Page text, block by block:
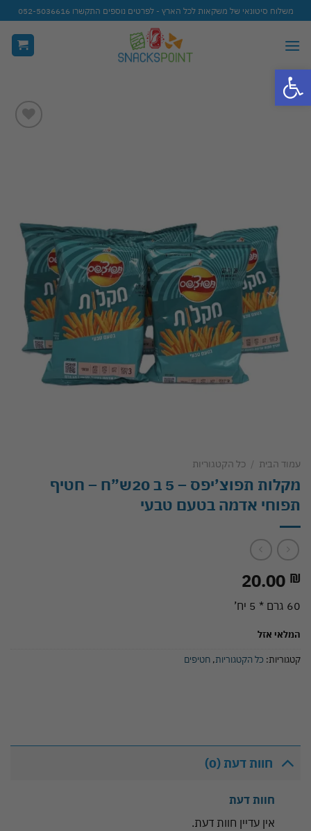
פתח סרגל נגישות
Skip
to
content
משלוח סיטונאי של משקאות לכל הארץ - לפרטים נוספים התקשרו 052-5036616
עמוד הבית / כל הקטגוריות
מקלות תפוצ’יפס – 5 ב 20ש”ח – חטיף
תפוחי אדמה בטעם טבעי
20.00 ₪
60 גרם * 5 יח’
המלאי אזל
קטגוריות: כל הקטגוריות, חטיפים
חוות דעת (0)
חוות דעת
אין עדיין חוות דעת.